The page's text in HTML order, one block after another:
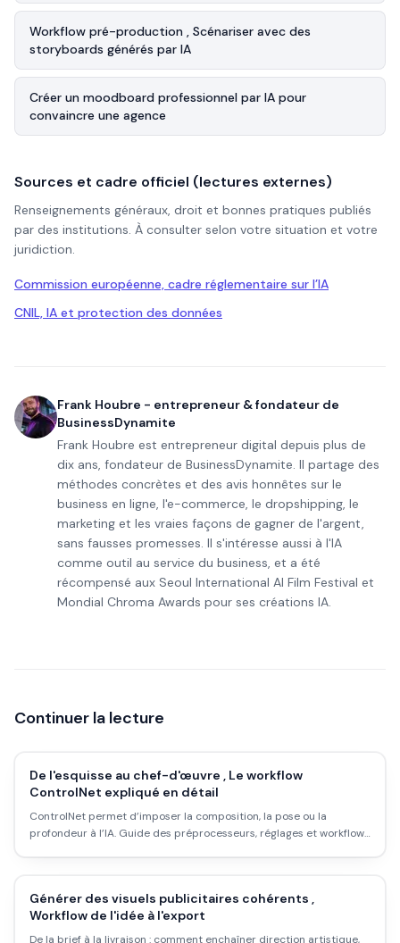
Workflow pré-production , Scénariser avec des
storyboards générés par IA
Créer un moodboard professionnel par IA pour
convaincre une agence
Sources et cadre officiel (lectures externes)
Renseignements généraux, droit et bonnes pratiques publiés
par des institutions. À consulter selon votre situation et votre
juridiction.
Commission européenne, cadre réglementaire sur l’IA
CNIL, IA et protection des données
Frank Houbre - entrepreneur & fondateur de
BusinessDynamite
Frank Houbre est entrepreneur digital depuis plus de
dix ans, fondateur de BusinessDynamite. Il partage des
méthodes concrètes et des avis honnêtes sur le
business en ligne, l'e-commerce, le dropshipping, le
marketing et les vraies façons de gagner de l'argent,
sans fausses promesses. Il s'intéresse aussi à l'IA
comme outil au service du business, et a été
récompensé aux Seoul International AI Film Festival et
Mondial Chroma Awards pour ses créations IA.
Continuer la lecture
De l'esquisse au chef-d'œuvre , Le workflow
ControlNet expliqué en détail
ControlNet permet d’imposer la composition, la pose ou la
profondeur à l’IA. Guide des préprocesseurs, réglages et workflows
Générer des visuels publicitaires cohérents ,
Workflow de l'idée à l'export
De la brief à la livraison : comment enchaîner direction artistique,